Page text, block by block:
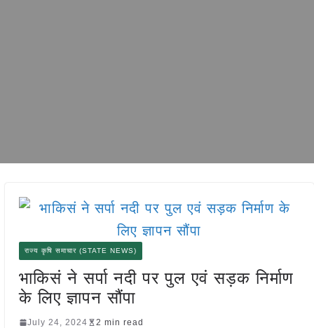
राज्य कृषि समाचार (STATE NEWS)
भाकिसं ने सर्पा नदी पर पुल एवं सड़क निर्माण
के लिए ज्ञापन सौंपा
July 24, 2024
2 min read